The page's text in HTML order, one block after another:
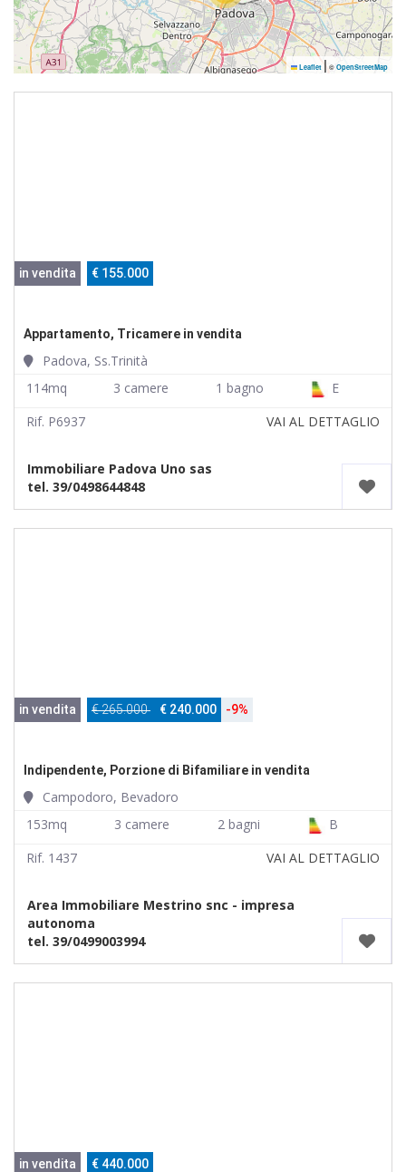
Leaflet | © OpenStreetMap
in vendita € 155.000
Appartamento, Tricamere in vendita
Padova, Ss.Trinità
114mq
3 camere 1 bagno
E
Rif. P6937
VAI AL DETTAGLIO
Immobiliare Padova Uno sas
tel. 39/0498644848
in vendita € 265.000 € 240.000 -9%
Indipendente, Porzione di Bifamiliare in vendita
Campodoro, Bevadoro
153mq
3 camere 2 bagni
B
Rif. 1437
VAI AL DETTAGLIO
Area Immobiliare Mestrino snc - impresa
autonoma
tel. 39/0499003994
in vendita € 440.000